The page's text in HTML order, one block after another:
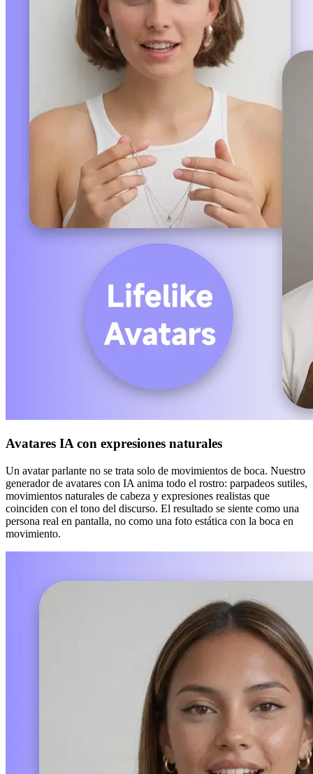
Avatares IA con expresiones naturales
Un avatar parlante no se trata solo de movimientos de boca. Nuestro
generador de avatares con IA anima todo el rostro: parpadeos sutiles,
movimientos naturales de cabeza y expresiones realistas que
coinciden con el tono del discurso. El resultado se siente como una
persona real en pantalla, no como una foto estática con la boca en
movimiento.